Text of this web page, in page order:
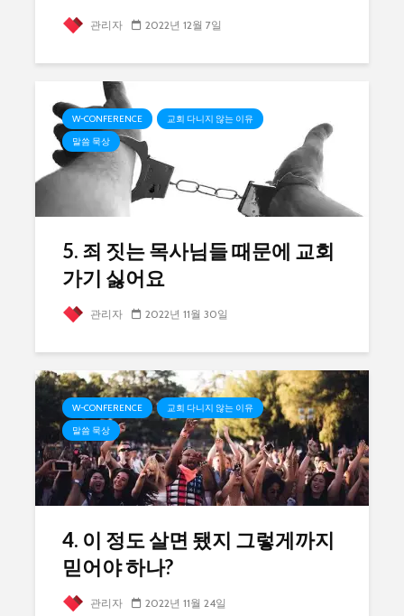
관리자 2022년 12월 7일
W-CONFERENCE
교회 다니지 않는 이유
말씀 묵상
5. 죄 짓는 목사님들 때문에 교회
가기 싫어요
관리자 2022년 11월 30일
W-CONFERENCE
교회 다니지 않는 이유
말씀 묵상
4. 이 정도 살면 됐지 그렇게까지
믿어야 하나?
관리자 2022년 11월 24일